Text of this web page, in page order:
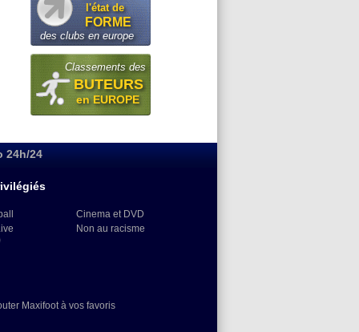
l'état de
FORME
des clubs en europe
Classements des
BUTEURS
en EUROPE
24h/24
Cinema et DVD
Non au racisme
Maxifoot à vos favoris